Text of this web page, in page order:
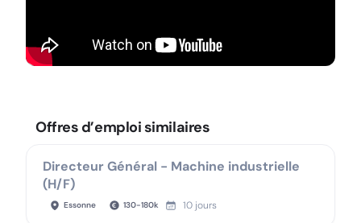
Offres d’emploi similaires
Directeur Général - Machine industrielle
(H/F)
Essonne 130-180k 10 jours